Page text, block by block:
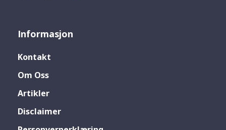
Informasjon
Kontakt
Om Oss
Artikler
Disclaimer